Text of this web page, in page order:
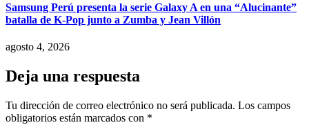
Samsung Perú presenta la serie Galaxy A en una “Alucinante”
batalla de K-Pop junto a Zumba y Jean Villón
agosto 4, 2026
Deja una respuesta
Tu dirección de correo electrónico no será publicada. Los campos
obligatorios están marcados con *